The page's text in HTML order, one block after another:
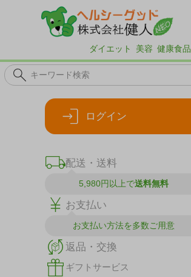
ダイエット 美容 健康食品
ログイン
配送・送料
5,980円以上で送料無料
お支払い
お支払い方法を多数ご用意
返品・交換
ギフトサービス